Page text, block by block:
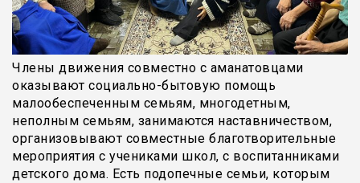
Члены движения совместно с аманатовцами
оказывают социально-бытовую помощь
малообеспеченным семьям, многодетным,
неполным семьям, занимаются наставничеством,
организовывают совместные благотворительные
мероприятия с учениками школ, с воспитанниками
детского дома. Есть подопечные семьи, которым